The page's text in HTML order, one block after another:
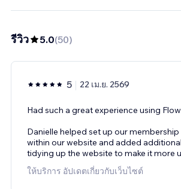
รีวิว 5.0(50)
5 22 เม.ย. 2569
Had such a great experience using
Danielle helped set up our
within our website and added
tidying up the website to make it more
ให้บริการ อัปเดตเกี่ยวกับเว็บไซต์